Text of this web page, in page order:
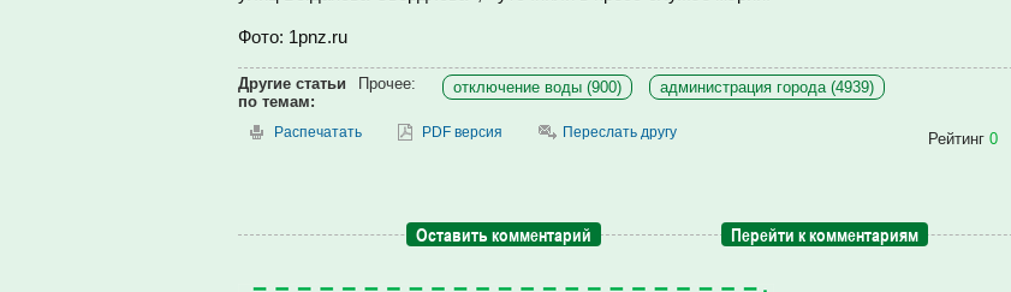
Фото: 1pnz.ru
Другие статьи
по темам:
Прочее: отключение воды (900) администрация города (4939)
Распечатать PDF версия Переслать другу Рейтинг 0
Оставить комментарий Перейти к комментариям